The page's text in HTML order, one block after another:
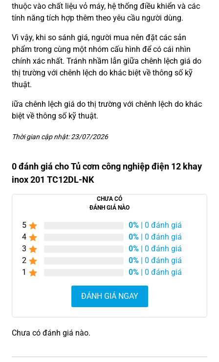
thuộc vào chất liệu vỏ máy, hệ thống điều khiển và các
tính năng tích hợp thêm theo yêu cầu người dùng.
Vì vậy, khi so sánh giá, người mua nên đặt các sản
phẩm trong cùng một nhóm cấu hình để có cái nhìn
chính xác nhất. Tránh nhầm lẫn giữa chênh lệch giá do
thị trường với chênh lệch do khác biệt về thông số kỹ
thuật.
iữa chênh lệch giá do thị trường với chênh lệch do khác
biệt về thông số kỹ thuật.
Thời gian cập nhật: 23/07/2026
0 đánh giá cho Tủ cơm công nghiệp điện 12 khay
inox 201 TC12DL-NK
CHƯA CÓ
ĐÁNH GIÁ NÀO
5 0% | 0 đánh giá
4
0% | 0 đánh giá
3
0% | 0 đánh giá
2
0% | 0 đánh giá
1
0% | 0 đánh giá
ĐÁNH GIÁ NGAY
Chưa có đánh giá nào.